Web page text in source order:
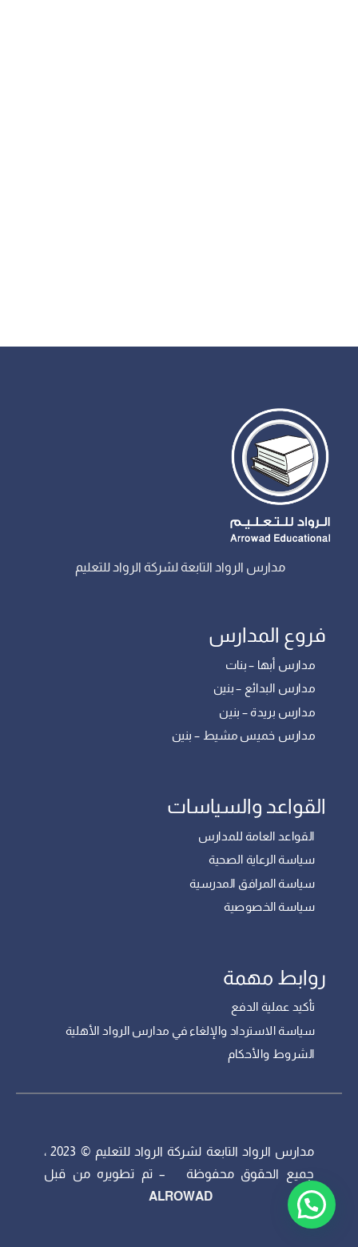
مدارس الرواد التابعة لشركة الرواد للتعليم
فروع المدارس
مدارس أبها – بنات
مدارس البدائع – بنين
مدارس بريدة – بنين
مدارس خميس مشيط – بنين
القواعد والسياسات
القواعد العامة للمدارس
سياسة الرعاية الصحية
سياسة المرافق المدرسية
سياسة الخصوصية
روابط مهمة
تأكيد عملية الدفع
سياسة الاسترداد والإلغاء في مدارس الرواد الأهلية
الشروط والأحكام
مدارس الرواد التابعة لشركة الرواد للتعليم © 2023 ،
جميع الحقوق محفوظة – تم تطويره من قبل
ALROWAD